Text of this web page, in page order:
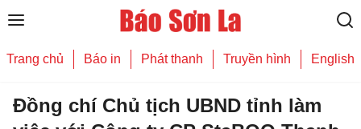
Trang chủ Báo in Phát thanh Truyền hình English
Đồng chí Chủ tịch UBND tỉnh làm